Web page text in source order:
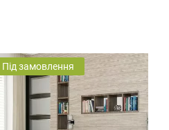
Під замовлення